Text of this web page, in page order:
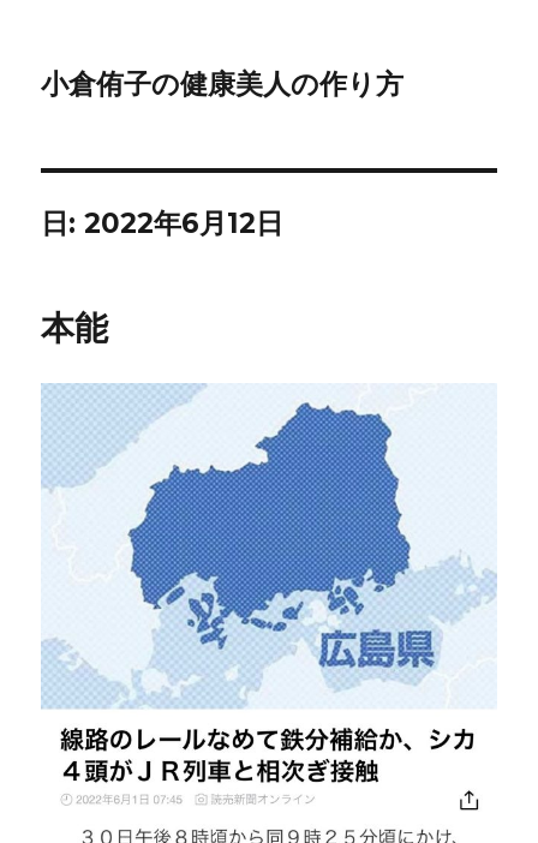
小倉侑子の健康美人の作り方
日:2022年6月12日
本能